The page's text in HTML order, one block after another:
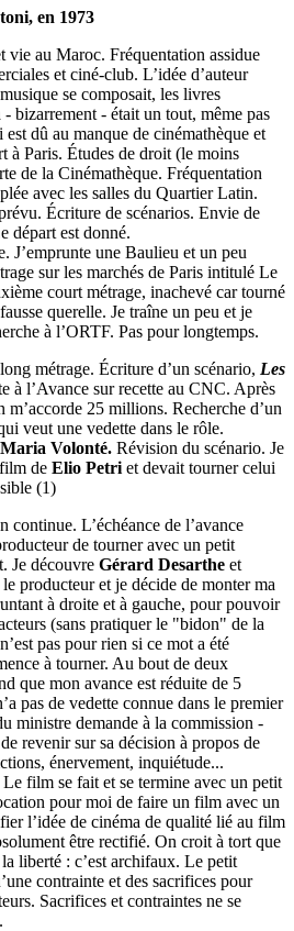
en 1973
vie au Maroc. Fréquentation assidue
et ciné-club. L’idée d’auteur
se composait, les livres
bizarrement - était un tout, même pas
est dû au manque de cinémathèque et
à Paris. Études de droit (le moins
de la Cinémathèque. Fréquentation
avec les salles du Quartier Latin.
Écriture de scénarios. Envie de
départ est donné.
J’emprunte une Baulieu et un peu
sur les marchés de Paris intitulé Le
court métrage, inachevé car tourné
querelle. Je traîne un peu et je
à l’ORTF. Pas pour longtemps.
métrage. Écriture d’un scénario, Les
à l’Avance sur recette au CNC. Après
m’accorde 25 millions. Recherche d’un
veut une vedette dans le rôle.
Volonté. Révision du scénario. Je
de Elio Petri et devait tourner celui
(1)
continue. L’échéance de l’avance
de tourner avec un petit
Je découvre Gérard Desarthe et
producteur et je décide de monter ma
à droite et à gauche, pour pouvoir
(sans pratiquer le "bidon" de la
pas pour rien si ce mot a été
à tourner. Au bout de deux
que mon avance est réduite de 5
pas de vedette connue dans le premier
ministre demande à la commission -
revenir sur sa décision à propos de
énervement, inquiétude...
Le film se fait et se termine avec un petit
pour moi de faire un film avec un
l’idée de cinéma de qualité lié au film
être rectifié. On croit à tort que
liberté : c’est archifaux. Le petit
contrainte et des sacrifices pour
Sacrifices et contraintes ne se